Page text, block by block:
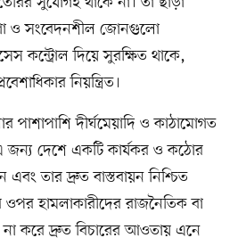
ও সংবেদনশীল জোনগুলো
কন্ট্রোল দিয়ে সুরক্ষিত থাকে,
নিয়ন্ত্রিত।
দীর্ঘমেয়াদি ও কাঠামোগত
এ জন্য দেশে একটি কার্যকর ও কঠোর
এবং তার দ্রুত বাস্তবায়ন নিশ্চিত
হামলাকারীদের রাজনৈতিক বা
না করে দ্রুত বিচারের আওতায় এনে